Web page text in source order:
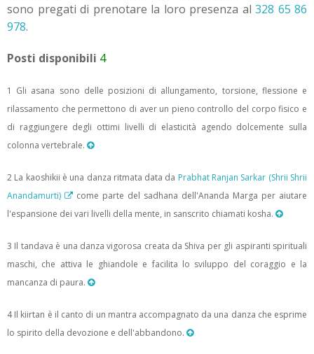
sono pregati di prenotare la loro presenza al 328 65 86
978.
Posti disponibili 4
1 Gli asana sono delle posizioni di allungamento, torsione, flessione e
rilassamento che permettono di aver un pieno controllo del corpo fisico e
di raggiungere degli ottimi livelli di elasticità agendo dolcemente sulla
colonna vertebrale.
2 La kaoshikii è una danza ritmata data da Prabhat Ranjan Sarkar (Shrii Shrii
Anandamurti)
come parte del sadhana dell'Ananda Marga per aiutare
l'espansione dei vari livelli della mente, in sanscrito chiamati kosha.
3 Il tandava è una danza vigorosa creata da Shiva per gli aspiranti spirituali
maschi, che attiva le ghiandole e facilita lo sviluppo del coraggio e la
mancanza di paura.
4 Il kiirtan è il canto di un mantra accompagnato da una danza che esprime
lo spirito della devozione e dell'abbandono.